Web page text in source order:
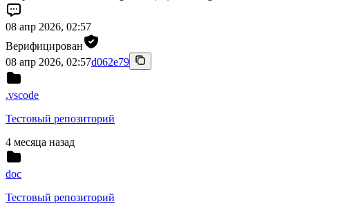
08 апр 2026, 02:57
Верифицирован
08 апр 2026, 02:57d062e79
.vscode
Тестовый репозиторий
4 месяца назад
doc
Тестовый репозиторий